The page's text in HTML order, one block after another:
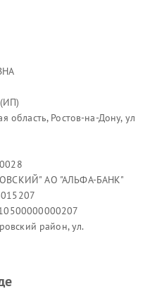
область, Ростов-на-Дону, ул
АО "АЛЬФА-БАНК"
район, ул.